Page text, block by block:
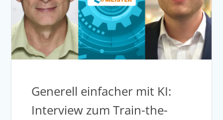
Generell einfacher mit KI:
Interview zum Train-the-